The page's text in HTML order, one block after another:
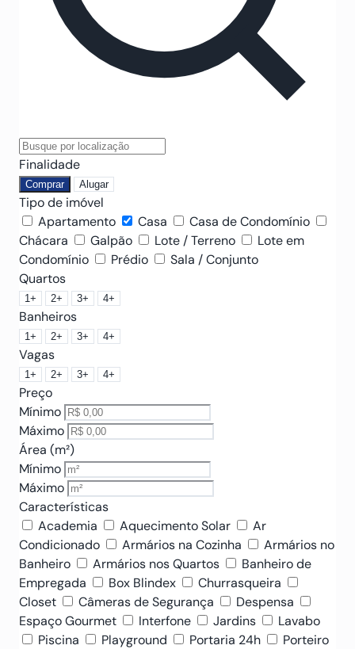
Finalidade
Comprar Alugar
Tipo de imóvel
Apartamento
Casa
Casa de Condomínio
Chácara
Galpão Lote / Terreno
Lote em
Condomínio
Prédio
Sala / Conjunto
Quartos
1+ 2+ 3+ 4+
Banheiros
1+ 2+ 3+ 4+
Vagas
1+ 2+ 3+ 4+
Preço
Mínimo
Máximo
Área (m²)
Mínimo
Máximo
Características
Academia
Aquecimento Solar
Ar
Condicionado
Armários na Cozinha
Armários no
Banheiro
Armários nos Quartos
Banheiro de
Empregada
Box Blindex
Churrasqueira
Closet
Câmeras de Segurança
Despensa
Espaço Gourmet
Interfone Jardins
Lavabo
Piscina
Playground Portaria 24h
Porteiro